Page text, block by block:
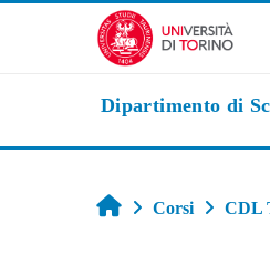
Vai al contenuto principale
Dipartimento di
Home
Corsi CDL